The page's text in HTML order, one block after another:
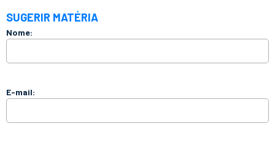
SUGERIR MATÉRIA
Nome:
E-mail: